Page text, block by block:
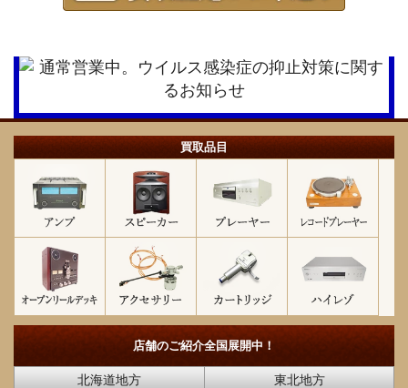
買取品目
店舗のご紹介全国展開中！
北海道地方
東北地方